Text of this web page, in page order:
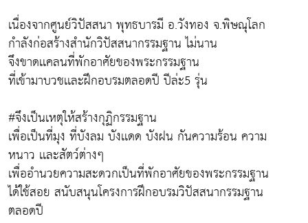
เนื่องจากศูนย์วิปัสสนา พุทธบารมี อ.วังทอง จ.พิษณุโลก
กำลังก่อสร้างสำนักวิปัสสนากรรมฐาน ไม่นาน
จึงขาดเเคลนที่พักอาศัยของพระกรรมฐาน
ที่เข้ามาบวชเเละฝึกอบรมตลอดปี ปีล่ะ5 รุ่น
#จึงเป็นเหตุให้สร้างกุฏิกรรมฐาน
เพื่อเป็นที่มุง ที่บังลม บังเเดด บังฝน กันความร้อน ความ
หนาว เเละสัตว์ต่างๆ
เพื่ออำนวยความสะดวกเป็นที่พักอาศัยของพระกรรมฐาน
ได้ใช้สอย สนับสนุนโครงการฝึกอบรมวิปัสสนากรรมฐาน
ตลอดปี